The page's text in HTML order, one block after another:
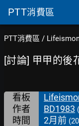
PTT消費區
PTT消費區 /
[討論] 甲甲的後
看板
作者 BD1983
時間 2月前